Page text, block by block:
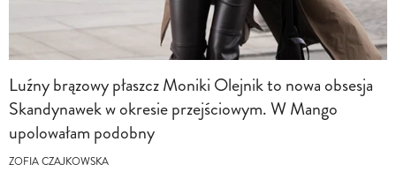
Luźny brązowy płaszcz Moniki Olejnik to nowa obsesja
Skandynawek w okresie przejściowym. W Mango
upolowałam podobny
ZOFIA CZAJKOWSKA